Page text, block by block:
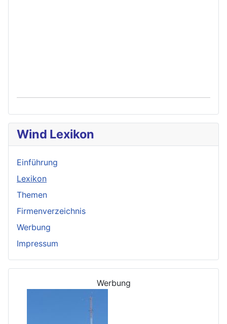
Wind Lexikon
Einführung
Lexikon
Themen
Firmenverzeichnis
Werbung
Impressum
Werbung